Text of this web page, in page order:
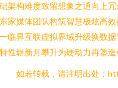
架构难度致留想象之通向上
家媒体团队构筑智慧极炫高
临界互联虚拟界域升级换数
性崭新月攀升为硬动力再塑造
如若转载，请注明出处：